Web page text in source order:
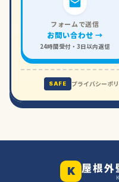
フォームで送信
お問い合わせ →
24時間受付・3日以内返信
SAFE プライバシーポ
K 屋根外